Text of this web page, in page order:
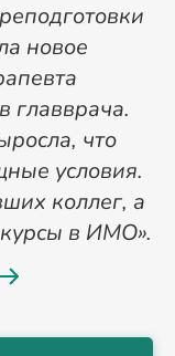
новое
главврача.
что
условия.
коллег, а
в ИМО».